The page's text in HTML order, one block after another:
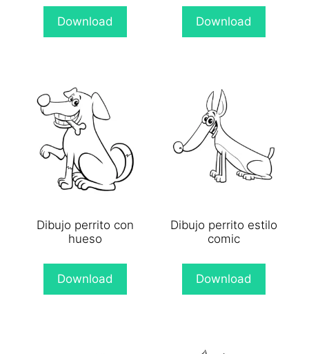
Download Download
Dibujo perrito con
hueso
Download
Dibujo perrito estilo
comic
Download